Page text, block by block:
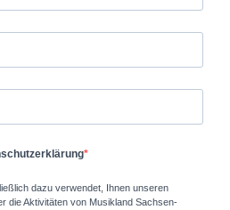
dazu verwendet, Ihnen unseren
die Aktivitäten von Musikland Sachsen-